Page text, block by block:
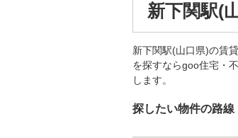
新下関駅(
新下関駅(山口県)の賃
を探すならgoo住宅・
します。
探したい物件の路